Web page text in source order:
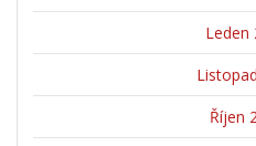
Leden
Říjen